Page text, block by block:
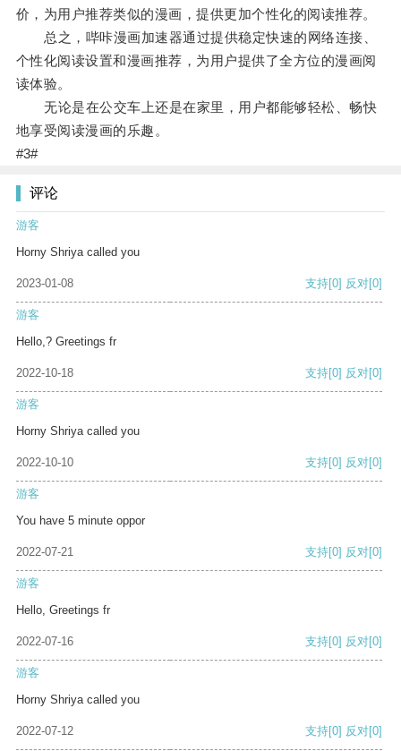
价，为用户推荐类似的漫画，提供更加个性化的阅读推荐。
总之，哔咔漫画加速器通过提供稳定快速的网络连接、
个性化阅读设置和漫画推荐，为用户提供了全方位的漫画阅
读体验。
无论是在公交车上还是在家里，用户都能够轻松、畅快
地享受阅读漫画的乐趣。
#3#
评论
游客
Horny Shriya called you
2023-01-08 支持[0] 反对[0]
游客
Hello,? Greetings fr
2022-10-18 支持[0] 反对[0]
游客
Horny Shriya called you
2022-10-10 支持[0] 反对[0]
游客
You have 5 minute oppor
2022-07-21 支持[0] 反对[0]
游客
Hello, Greetings fr
2022-07-16 支持[0] 反对[0]
游客
Horny Shriya called you
2022-07-12 支持[0] 反对[0]